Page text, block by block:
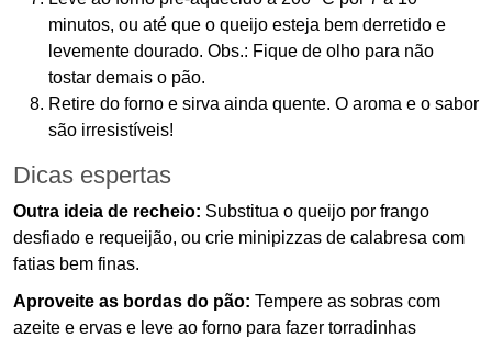
minutos, ou até que o queijo esteja bem derretido e
levemente dourado. Obs.: Fique de olho para não
tostar demais o pão.
Retire do forno e sirva ainda quente. O aroma e o sabor
são irresistíveis!
Dicas espertas
Outra ideia de recheio: Substitua o queijo por frango
desfiado e requeijão, ou crie minipizzas de calabresa com
fatias bem finas.
Aproveite as bordas do pão: Tempere as sobras com
azeite e ervas e leve ao forno para fazer torradinhas